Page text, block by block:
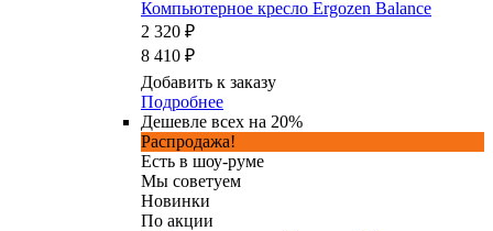
Компьютерное кресло Ergozen Balance
2 320 ₽
8 410 ₽
Добавить к заказу
Подробнее
Дешевле всех на 20%
Распродажа!
Есть в шоу-руме
Мы советуем
Новинки
По акции